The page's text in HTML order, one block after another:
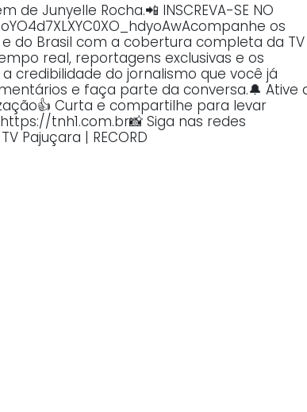
Junyelle Rocha.📲 INSCREVA-SE NO
os
do Brasil com a cobertura completa da TV
real, reportagens exclusivas e os
credibilidade do jornalismo que você já
e faça parte da conversa.🔔 Ative
Curta e compartilhe para levar
tnh1.com.br📸 Siga nas redes
Pajuçara | RECORD